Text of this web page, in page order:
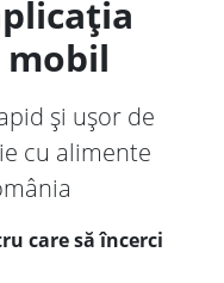
și ușor de
cu alimente
care să încerci